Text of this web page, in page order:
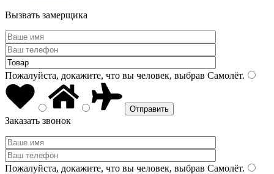
Вызвать замерщика
Пожалуйста, докажите, что вы человек, выбрав Самолёт.
Заказать звонок
Пожалуйста, докажите, что вы человек, выбрав Самолёт.